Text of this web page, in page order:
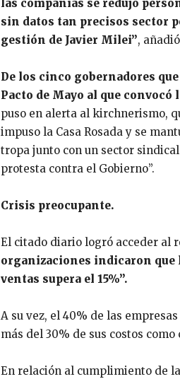
las compañías se redujo
sin datos tan precisos sector
gestión de Javier Milei”,
De los cinco gobernadores
Pacto de Mayo al que
puso en alerta al kirchnerismo,
impuso la Casa Rosada y se
tropa junto con un sector
protesta contra el Gobierno”.
Crisis preocupante.
El citado diario logró acceder al
organizaciones indicaron que
ventas supera el 15%”.
A su vez, el 40% de las
más del 30% de sus costos
En relación al cumplimiento de